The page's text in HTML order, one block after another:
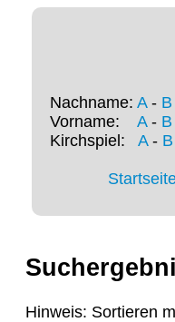
Nachname: A- B
Vorname: A- B
Kirchspiel: A- B
Hinweis: Sortieren